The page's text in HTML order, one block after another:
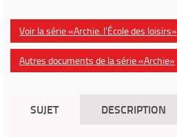
Voir la série «Archie. l'École des loisirs»
Autres documents de la série «Archie»
SUJET DESCRIPTION